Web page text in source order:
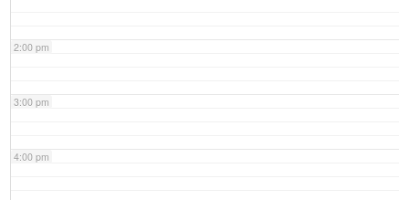
2:00 pm
3:00 pm
4:00 pm